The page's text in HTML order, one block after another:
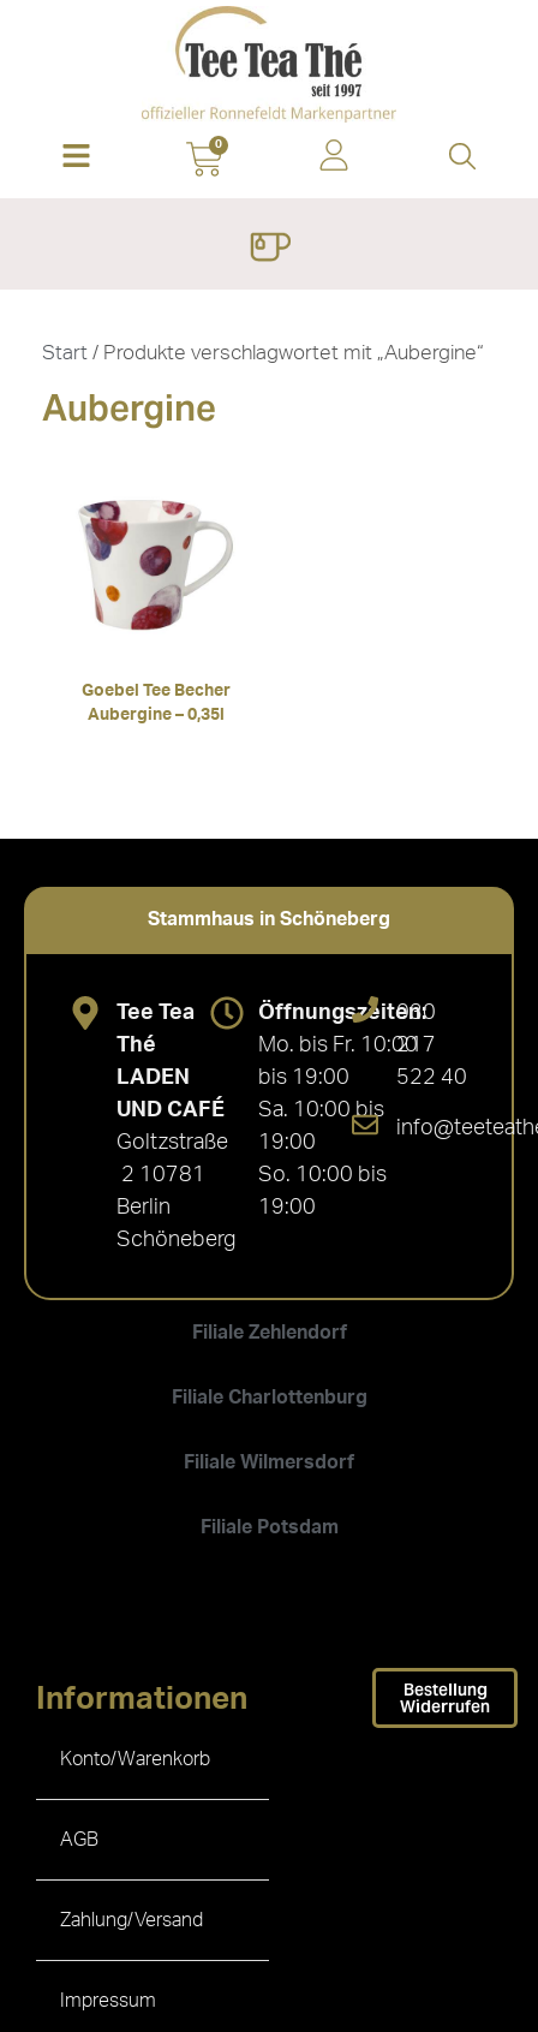
0
Start / Produkte verschlagwortet mit „Aubergine“
Aubergine
Goebel Tee Becher
Aubergine – 0,35l
Stammhaus in Schöneberg
Filiale Zehlendorf
Filiale Charlottenburg
Filiale Wilmersdorf
Filiale Potsdam
Tee Tea
Thé
LADEN
UND CAFÉ
Goltzstraße
2 10781
Berlin
Schöneberg
Öffnungszeiten:
Mo. bis Fr. 10:00
bis 19:00
Sa. 10:00 bis
19:00
So. 10:00 bis
19:00
030
217
522 40
Informationen
Konto/Warenkorb
AGB
Zahlung/Versand
Impressum
Bestellung
Widerrufen